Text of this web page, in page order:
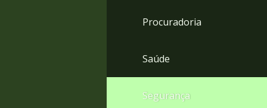
Procuradoria
Saúde
Segurança